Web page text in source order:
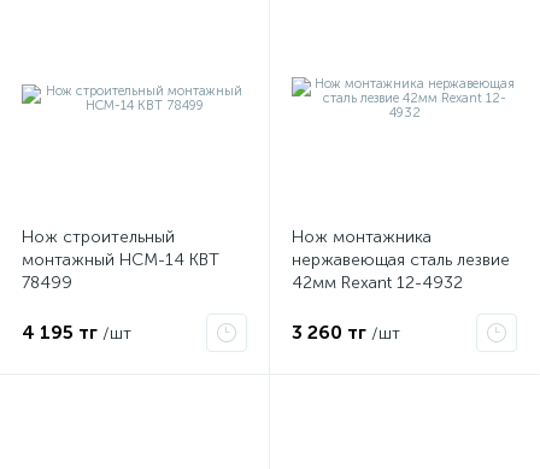
Нож строительный
монтажный НСМ-14 КВТ
78499
4 195 тг /шт
Нож монтажника
нержавеющая сталь лезвие
42мм Rexant 12-4932
3 260 тг /шт